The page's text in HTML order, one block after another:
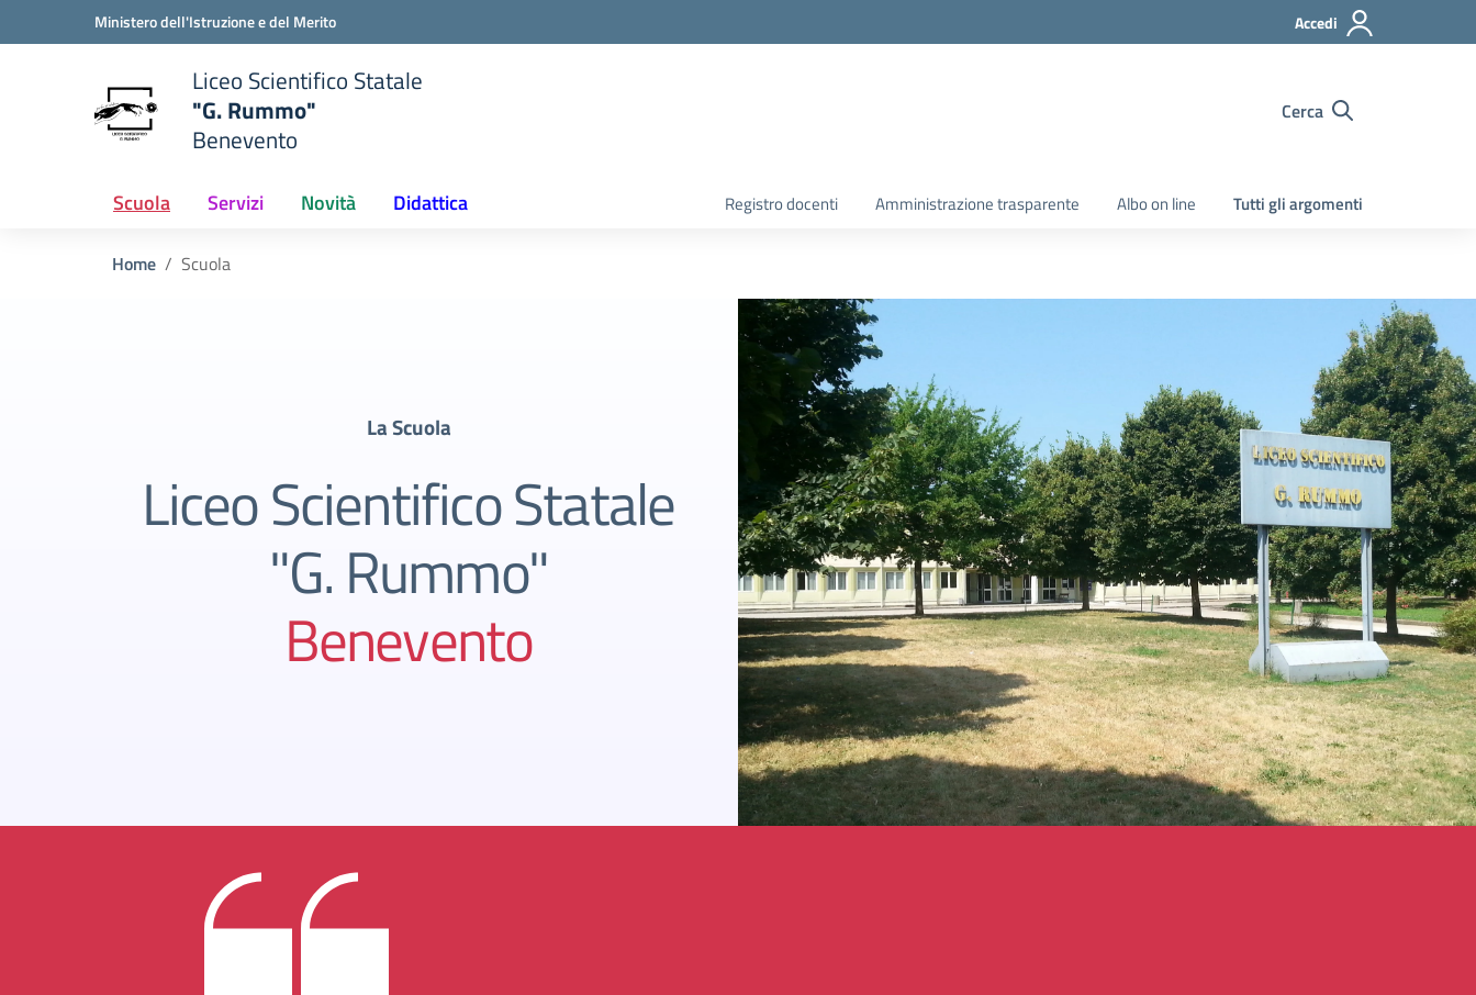
Vai ai contenuti
Vai al menu di navigazioneMinistero dell'Istruzione e del Merito Accedi
scuola
Liceo Scientifico Statale
"G. Rummo"
Benevento
Cerca
Scuola Servizi Novità Didattica Registro docenti Amministrazione trasparente Albo on line Tutti gli argomenti
Home Scuola
La Scuola
Liceo Scientifico Statale
"G. Rummo"
Benevento